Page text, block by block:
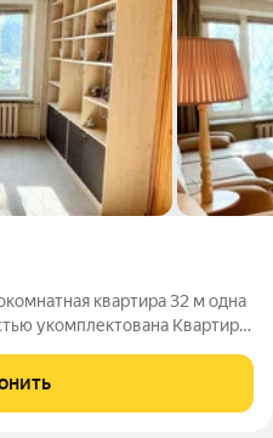
квартира 32 м одна
укомплектована Квартира
Комната изолированная, 18 м,